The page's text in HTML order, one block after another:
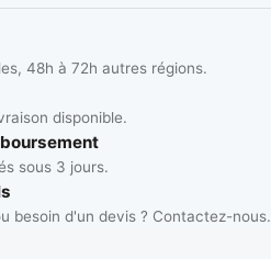
48h à 72h autres régions.
disponible.
sous 3 jours.
besoin d'un devis ? Contactez-nous.